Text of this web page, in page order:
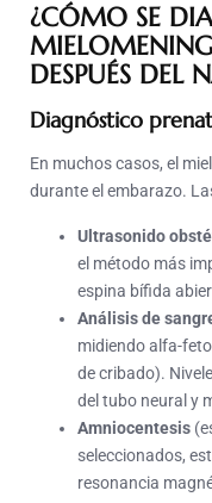
¿CÓMO SE
DESPUÉS DEL
Diagnóstico
En muchos casos, el
durante el embarazo.
Ultrasonido
el método más
espina bífida
Análisis de
midiendo alfa-
de cribado).
del tubo neural y
Amniocentesis
seleccionados,
resonancia